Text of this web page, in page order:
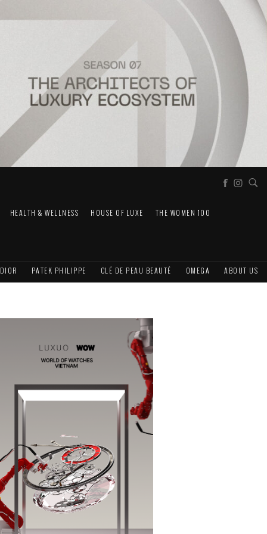
HEALTH & WELLNESS HOUSE OF LUXE THE WOMEN 100
DIOR PATEK PHILIPPE CLÉ DE PEAU BEAUTÉ OMEGA ABOUT US